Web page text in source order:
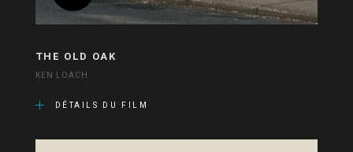
THE OLD OAK
KEN LOACH
DÉTAILS DU FILM